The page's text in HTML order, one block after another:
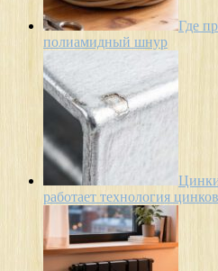
Где
полиамидный шнур
работает технология